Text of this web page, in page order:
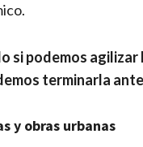
si podemos
terminarla
y obras urbanas